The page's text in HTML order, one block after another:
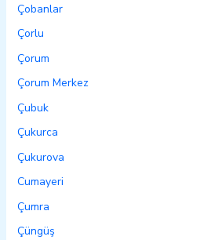
Çobanlar
Çorlu
Çorum
Çorum Merkez
Çubuk
Çukurca
Çukurova
Cumayeri
Çumra
Çüngüş